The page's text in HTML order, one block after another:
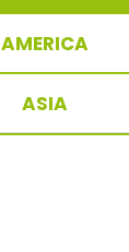
AMERICA
ASIA